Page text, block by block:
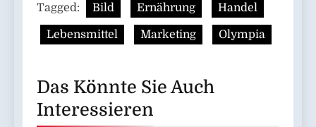
Tagged: Bild Ernährung Handel
Lebensmittel Marketing Olympia
Das Könnte Sie Auch
Interessieren